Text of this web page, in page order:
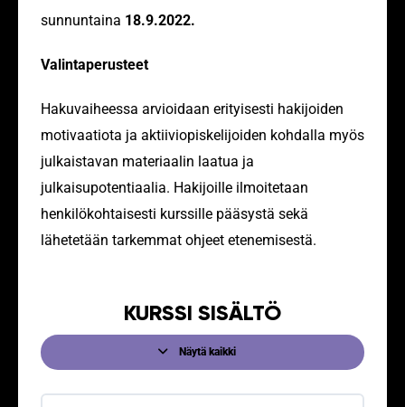
sunnuntaina 18.9.2022.
Valintaperusteet
Hakuvaiheessa arvioidaan erityisesti hakijoiden
motivaatiota ja aktiiviopiskelijoiden kohdalla myös
julkaistavan materiaalin laatua ja
julkaisupotentiaalia. Hakijoille ilmoitetaan
henkilökohtaisesti kurssille pääsystä sekä
lähetetään tarkemmat ohjeet etenemisestä.
KURSSI SISÄLTÖ
Näytä kaikki